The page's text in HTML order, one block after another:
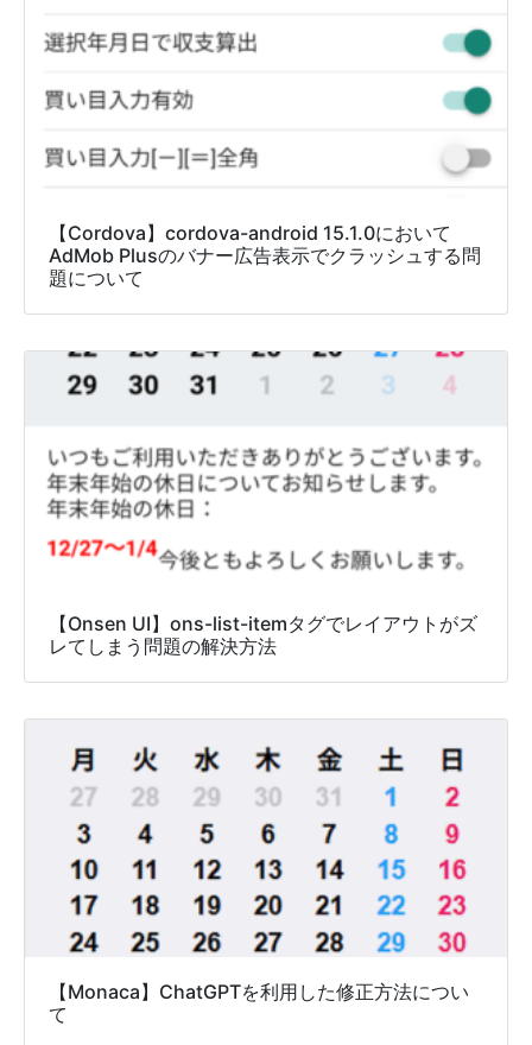
【Cordova】cordova-android 15.1.0において
AdMob Plusのバナー広告表示でクラッシュする問
題について
【Onsen UI】ons-list-itemタグでレイアウトがズ
レてしまう問題の解決方法
【Monaca】ChatGPTを利用した修正方法につい
て